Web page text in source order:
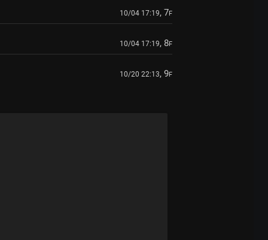
10/04 17:19, 7F
10/04 17:19, 8F
10/20 22:13, 9F